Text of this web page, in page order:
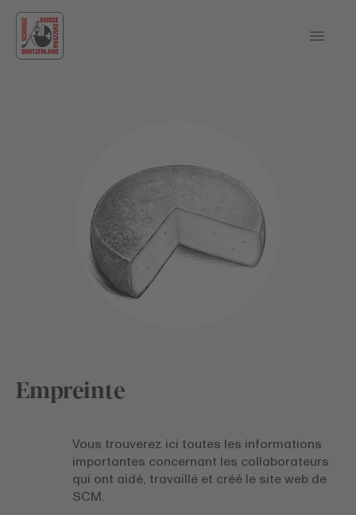
Empreinte
Vous trouverez ici toutes les informations
importantes concernant les collaborateurs
qui ont aidé, travaillé et créé le site web de
SCM.